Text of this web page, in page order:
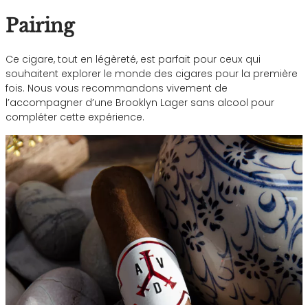
Pairing
Ce cigare, tout en légèreté, est parfait pour ceux qui
souhaitent explorer le monde des cigares pour la première
fois. Nous vous recommandons vivement de
l’accompagner d’une Brooklyn Lager sans alcool pour
compléter cette expérience.